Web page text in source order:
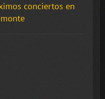
conciertos en